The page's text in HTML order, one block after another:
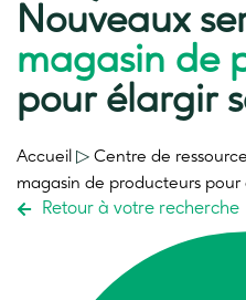
Nouveaux
magasin de
pour élargir
Accueil ▷ Centre de
magasin de producteurs pour
Retour à votre recherche